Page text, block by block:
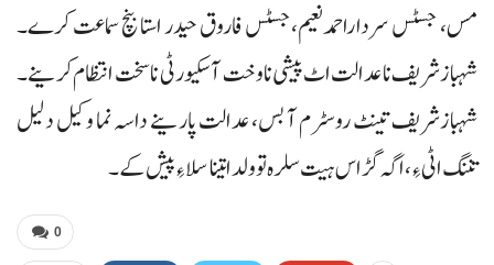
مس، جسٹس سرداراحمدنعیم،جسٹس فاروق حیدر استا بنچ سماعت کرے۔
شہبازشریف نا عدالت اٹ پیشی نا وخت آ سکیورٹی نا سخت انتظام کرینے۔
شہبازشریف تینٹ روسٹرم آ بس، عدالت پارینے داسہ نما وکیل دلیل
تننگ اٹی ءِ، اگہ گڑاس ہیت سلرہ تو ولدا تینا سلا ءِ پیش کے۔
0